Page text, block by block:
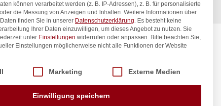
GN 1/1, Violett, 530x325mm
1/1,
inkl. / exkl. MwSt.
können verarbeitet werden (z. B. IP-Adressen), z. B. für personalisierte
die Messung von Anzeigen und Inhalten. Weitere Informationen über
finden Sie in unserer Datenschutzerklärung. Es besteht keine
Ihrer Daten einzuwilligen, um dieses Angebot zu nutzen. Sie
unter Einstellungen widerrufen oder anpassen. Bitte beachten Sie,
Einstellungen möglicherweise nicht alle Funktionen der Website
Service-Gruppen, für die eine Einwilligung erteilt werden kann.
Marketing Externe Medien
Einwilligung speichern